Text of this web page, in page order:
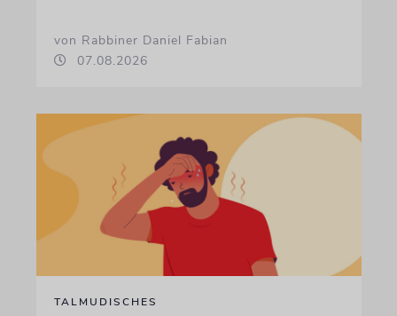
von Rabbiner Daniel Fabian
07.08.2026
TALMUDISCHES